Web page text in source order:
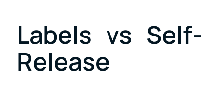
Labels vs Self-
Release